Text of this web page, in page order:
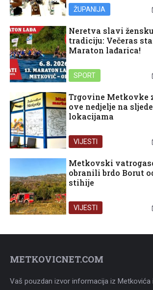
ŽUPANIJA
Neretva slavi
tradiciju: Večeras
Maraton lađarica!
SPORT
Trgovine Metkovke
ove nedjelje na
lokacijama
VIJESTI
Metkovski
obranili brdo Borut
stihije
VIJESTI
METKOVICNET.COM
Vaš pouzdan izvor informacija iz Metkovića